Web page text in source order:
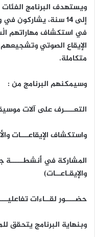
إلى 14 سنة،
في استكشاف مهاراتهم
الإيقاع الصوتي
متكاملة.
وسيمكنهم البرنامج من :
التعــــرف على آلات
واستكشاف الإيقاعـــات
المشاركة في أنشطـــــة
والإيقـاعــات)
حضــــور لقــاءات
وبنهاية البرنامج يتحقق